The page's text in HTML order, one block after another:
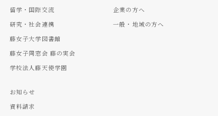
留学・国際交流
研究・社会連携
藤女子大学図書館
藤女子同窓会 藤の実会
学校法人藤天使学園
企業の方へ
一般・地域の方へ
お知らせ
資料請求